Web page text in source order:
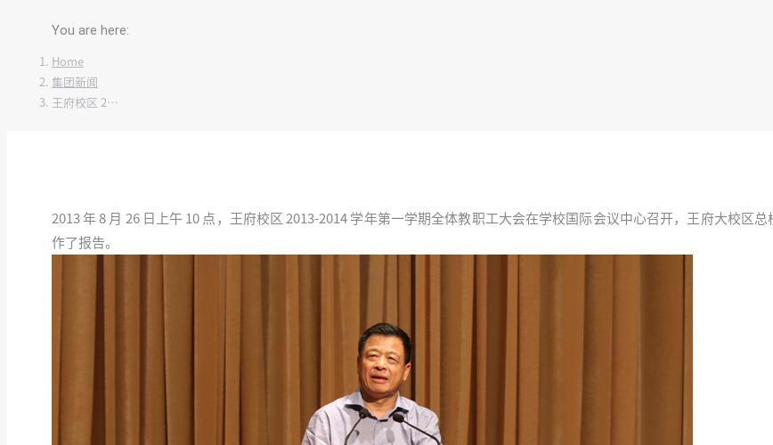
You are here:
Home
集团新闻
王府校区 2…
2013 年 8 月 26 日上午 10 点，王府校区 2013-2014 学年第一学期全体教职工大会在学校国际会议中心召开，王府大校区总
作了报告。